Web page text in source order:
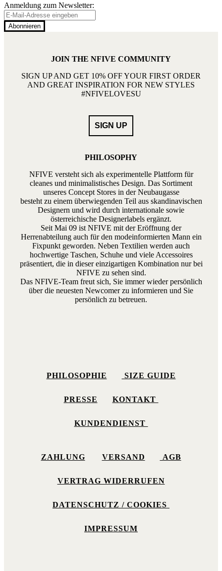
Anmeldung zum Newsletter:
Abonnieren
JOIN THE NFIVE COMMUNITY
SIGN UP AND GET 10% OFF YOUR FIRST ORDER
AND GREAT INSPIRATION FOR NEW STYLES
#NFIVELOVESU
PHILOSOPHY
NFIVE versteht sich als experimentelle Plattform für
cleanes und minimalistisches Design. Das Sortiment
unseres Concept Stores in der Neubaugasse
besteht zu einem überwiegenden Teil aus skandinavischen
Designern und wird durch internationale sowie
österreichische Designerlabels ergänzt.
Seit Mai 09 ist NFIVE mit der Eröffnung der
Herrenabteilung auch für den modeinformierten Mann ein
Fixpunkt geworden. Neben Textilien werden auch
hochwertige Taschen, Schuhe und viele Accessoires
präsentiert, die in dieser einzigartigen Kombination nur bei
NFIVE zu sehen sind.
Das NFIVE-Team freut sich, Sie immer wieder persönlich
über die neuesten Newcomer zu informieren und Sie
persönlich zu betreuen.
PHILOSOPHIE SIZE GUIDE
PRESSE KONTAKT
KUNDENDIENST
ZAHLUNG VERSAND AGB
VERTRAG WIDERRUFEN
DATENSCHUTZ / COOKIES
IMPRESSUM